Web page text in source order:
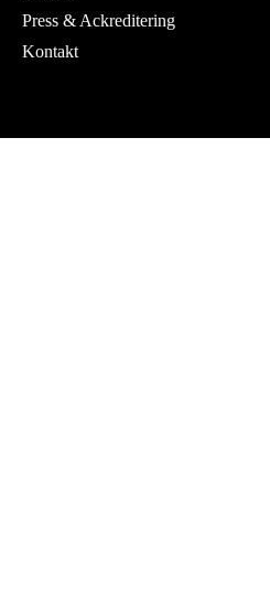
Press & Ackreditering
Kontakt